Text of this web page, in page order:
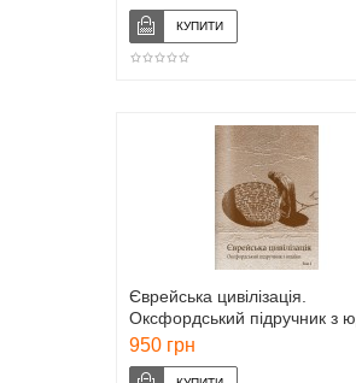
Єврейська цивілізація.
Оксфордський підручник з
(у 2-х томах)
950 грн